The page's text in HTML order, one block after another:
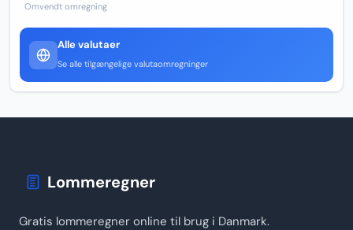
Omvendt omregning
Alle valutaer
Se alle tilgængelige valutaomregninger
Lommeregner
Gratis lommeregner online til brug i Danmark.